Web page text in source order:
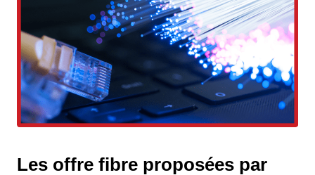
Les offre fibre proposées par